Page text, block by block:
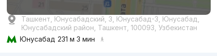
Ташкент, Юнусабадский, 3, Юнусабад-3, Юнусабад,
Юнусабадский район, Ташкент, 100093, Узбекистан
Юнусабад 231 м 3 мин